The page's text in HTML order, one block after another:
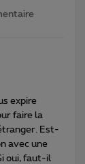
expire
faire la
Est-
avec une
oui, faut-il